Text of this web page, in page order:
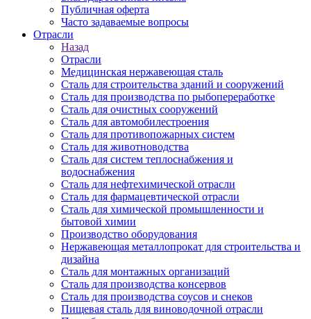
Публичная оферта
Часто задаваемые вопросы
Отрасли
Назад
Отрасли
Медицинcкая нержавеющая сталь
Сталь для строительства зданий и сооружений
Сталь для производства по рыбопереработке
Сталь для очистных сооружений
Сталь для автомобилестроения
Сталь для противопожарных систем
Сталь для животноводства
Сталь для систем теплоснабжения и
водоснабжения
Сталь для нефтехимической отрасли
Сталь для фармацевтической отрасли
Сталь для химической промышленности и
бытовой химии
Производство оборудования
Нержавеющая металлопрокат для строительства и
дизайна
Сталь для монтажных организаций
Сталь для производства консервов
Сталь для производства соусов и снеков
Пищевая сталь для виноводочной отрасли